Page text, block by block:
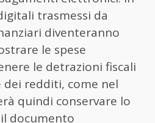
trasmessi da
diventeranno
le spese
le detrazioni fiscali
dei redditi, come nel
quindi conservare lo
documento